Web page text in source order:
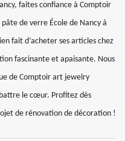
faites confiance à Comptoir
de verre École de Nancy à
fait d’acheter ses articles chez
fascinante et apaisante. Nous
de Comptoir art jewelry
le cœur. Profitez dès
de rénovation de décoration !